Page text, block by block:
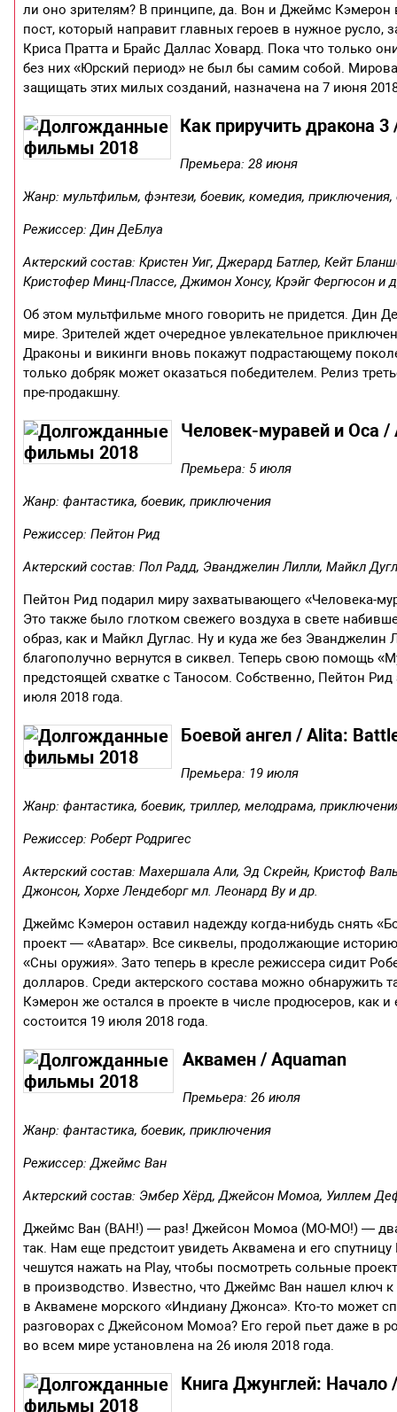
ли оно зрителям? В принципе, да. Вон и Джеймс
пост, который направит главных героев в нужное
Криса Пратта и Брайс Даллас Ховард. Пока что только
без них «Юрский период» не был бы самим собой.
защищать этих милых созданий, назначена на 7 июня
Как приручить дракона 3
Премьера: 28 июня
Жанр: мультфильм, фэнтези, боевик, комедия,
Режиссер: Дин ДеБлуа
Актерский состав: Кристен Уиг, Джерард Батлер, Кейт
Кристофер Минц-Плассе, Джимон Хонсу, Крэйг Фергюсон и
Об этом мультфильме много говорить не придется.
мире. Зрителей ждет очередное увлекательное
Драконы и викинги вновь покажут подрастающему
только добряк может оказаться победителем. Релиз
пре-продакшну.
Человек-муравей и Оса /
Премьера: 5 июля
Жанр: фантастика, боевик, приключения
Режиссер: Пейтон Рид
Актерский состав: Пол Радд, Эванджелин Лилли, Майкл
Пейтон Рид подарил миру захватывающего «Человека-
Это также было глотком свежего воздуха в свете
образ, как и Майкл Дуглас. Ну и куда же без
благополучно вернутся в сиквел. Теперь свою помощь
предстоящей схватке с Таносом. Собственно, Пейтон
июля 2018 года.
Боевой ангел / Alita:
Премьера: 19 июля
Жанр: фантастика, боевик, триллер, мелодрама,
Режиссер: Роберт Родригес
Актерский состав: Махершала Али, Эд Скрейн, Кристоф
Джонсон, Хорхе Лендеборг мл. Леонард Ву и др.
Джеймс Кэмерон оставил надежду когда-нибудь снять
проект — «Аватар». Все сиквелы, продолжающие
«Сны оружия». Зато теперь в кресле режиссера сидит
долларов. Среди актерского состава можно
Кэмерон же остался в проекте в числе продюсеров,
состоится 19 июля 2018 года.
Аквамен / Aquaman
Премьера: 26 июля
Жанр: фантастика, боевик, приключения
Режиссер: Джеймс Ван
Актерский состав: Эмбер Хёрд, Джейсон Момоа, Уиллем
Джеймс Ван (ВАН!) — раз! Джейсон Момоа (МО-МО!) —
так. Нам еще предстоит увидеть Аквамена и его
чешутся нажать на Play, чтобы посмотреть сольные
в производство. Известно, что Джеймс Ван нашел ключ
в Аквамене морского «Индиану Джонса». Кто-то может
разговорах с Джейсоном Момоа? Его герой пьет даже в
во всем мире установлена на 26 июля 2018 года.
Книга Джунглей: Начало